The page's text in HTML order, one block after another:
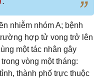
nhiễm nhóm A; bệnh
hợp tử vong trở lên
một tác nhân gây
vòng một tháng:
thành phố trực thuộc